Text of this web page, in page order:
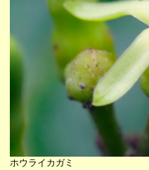
ホウライカガミ